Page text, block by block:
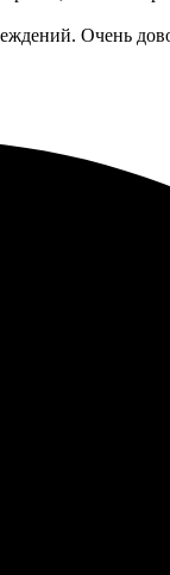
Очень
детали.
быстро и
что выбрала